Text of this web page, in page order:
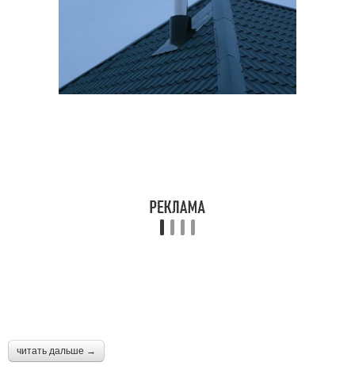
Фартук на круглую
трубу
Прямоугольная труба
читать дальше →